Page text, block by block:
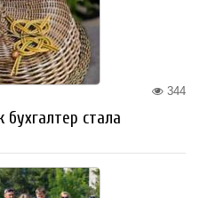
344
бухгалтер стала